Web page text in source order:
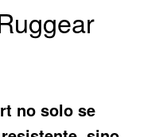
no solo se